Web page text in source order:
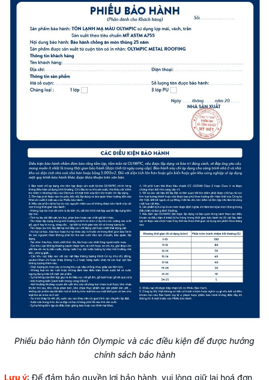
Phiếu bảo hành tôn Olympic và các điều kiện để được hưởng
chính sách bảo hành
Lưu ý:Để đảm bảo quyền lợi bảo hành, vui lòng giữ lại hoá đơn